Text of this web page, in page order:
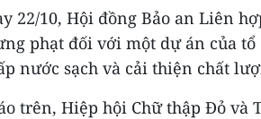
22/10, Hội đồng Bảo an Liên
phạt đối với một dự án của tổ
nước sạch và cải thiện chất
trên, Hiệp hội Chữ thập Đỏ và